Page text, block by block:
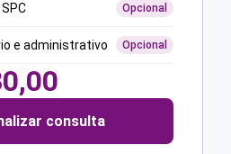
Opcional
e administrativo Opcional
consulta